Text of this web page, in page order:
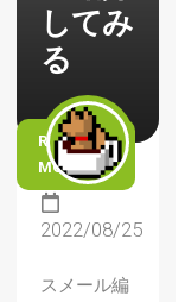
してみ
る
READ
MORE
2022/08/25
スメール編